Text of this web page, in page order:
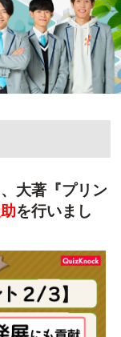
大著『プリン
を行いまし